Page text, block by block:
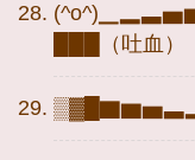
███（吐血）